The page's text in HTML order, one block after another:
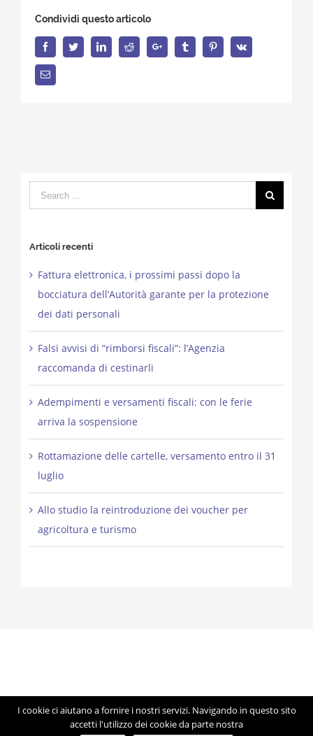
Condividi questo articolo
FacebookTwitterLinkedInReddit Google+ Tumblr PinterestVk
Email
Search
for:
Articoli recenti
Fattura elettronica, i prossimi passi dopo la
bocciatura dell’Autorità garante per la protezione
dei dati personali
Falsi avvisi di “rimborsi fiscali”: l’Agenzia
raccomanda di cestinarli
Adempimenti e versamenti fiscali: con le ferie
arriva la sospensione
Rottamazione delle cartelle, versamento entro il 31
luglio
Allo studio la reintroduzione dei voucher per
agricoltura e turismo
© Copyright 2012 -2026 | Studio Lorigiola | STELE | P.IVA
04041350283 | Made with ♥ byArtmosferausing WordPress
I cookie ci aiutano a fornire i nostri servizi. Navigando in questo sito
accetti l'utilizzo dei cookie da parte nostra